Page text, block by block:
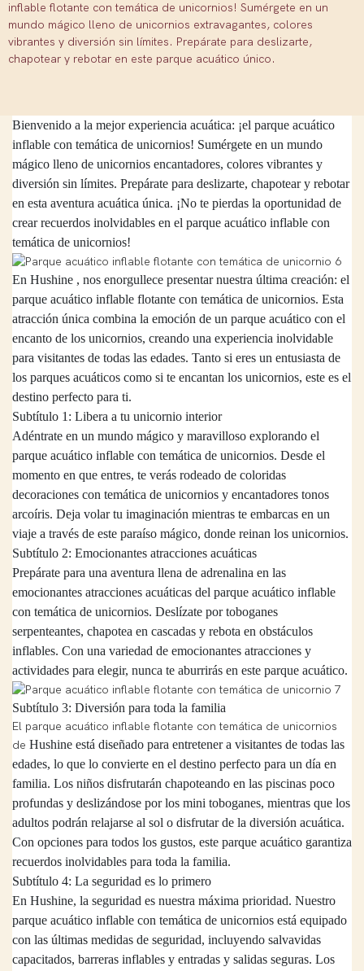
inflable flotante con temática de unicornios! Sumérgete en un
mundo mágico lleno de unicornios extravagantes, colores
vibrantes y diversión sin límites. Prepárate para deslizarte,
chapotear y rebotar en este parque acuático único.
Bienvenido a la mejor experiencia acuática: ¡el parque acuático
inflable con temática de unicornios! Sumérgete en un mundo
mágico lleno de unicornios encantadores, colores vibrantes y
diversión sin límites. Prepárate para deslizarte, chapotear y rebotar
en esta aventura acuática única. ¡No te pierdas la oportunidad de
crear recuerdos inolvidables en el parque acuático inflable con
temática de unicornios!
En Hushine , nos enorgullece presentar nuestra última creación: el
parque acuático inflable flotante con temática de unicornios. Esta
atracción única combina la emoción de un parque acuático con el
encanto de los unicornios, creando una experiencia inolvidable
para visitantes de todas las edades. Tanto si eres un entusiasta de
los parques acuáticos como si te encantan los unicornios, este es el
destino perfecto para ti.
Subtítulo 1: Libera a tu unicornio interior
Adéntrate en un mundo mágico y maravilloso explorando el
parque acuático inflable con temática de unicornios. Desde el
momento en que entres, te verás rodeado de coloridas
decoraciones con temática de unicornios y encantadores tonos
arcoíris. Deja volar tu imaginación mientras te embarcas en un
viaje a través de este paraíso mágico, donde reinan los unicornios.
Subtítulo 2: Emocionantes atracciones acuáticas
Prepárate para una aventura llena de adrenalina en las
emocionantes atracciones acuáticas del parque acuático inflable
con temática de unicornios. Deslízate por toboganes
serpenteantes, chapotea en cascadas y rebota en obstáculos
inflables. Con una variedad de emocionantes atracciones y
actividades para elegir, nunca te aburrirás en este parque acuático.
Subtítulo 3: Diversión para toda la familia
El parque acuático inflable flotante con temática de unicornios
de Hushine está diseñado para entretener a visitantes de todas las
edades, lo que lo convierte en el destino perfecto para un día en
familia. Los niños disfrutarán chapoteando en las piscinas poco
profundas y deslizándose por los mini toboganes, mientras que los
adultos podrán relajarse al sol o disfrutar de la diversión acuática.
Con opciones para todos los gustos, este parque acuático garantiza
recuerdos inolvidables para toda la familia.
Subtítulo 4: La seguridad es lo primero
En Hushine, la seguridad es nuestra máxima prioridad. Nuestro
parque acuático inflable con temática de unicornios está equipado
con las últimas medidas de seguridad, incluyendo salvavidas
capacitados, barreras inflables y entradas y salidas seguras. Los